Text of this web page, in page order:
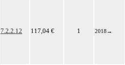
7.2.2.12 117,04 € 1 2018 →